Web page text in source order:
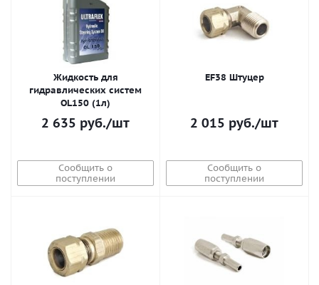
Жидкость для
гидравлических систем
OL150 (1л)
2 635 руб./шт
Сообщить о
поступлении
EF38 Штуцер
2 015 руб./шт
Сообщить о
поступлении